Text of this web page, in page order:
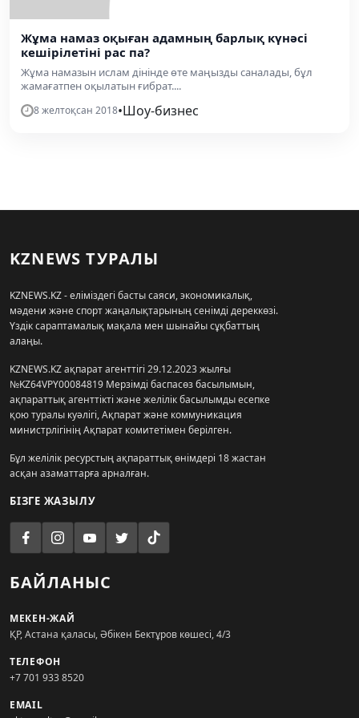
Жұма намаз оқыған адамның барлық күнәсі
кешірілетіні рас па?
Жұма намазын ислам дінінде өте маңызды саналады, бұл
жамағатпен оқылатын ғибрат....
8 желтоқсан 2018•Шоу-бизнес
KZNEWS ТУРАЛЫ
KZNEWS.KZ - еліміздегі басты саяси, экономикалық,
мәдени және спорт жаңалықтарының сенімді дереккөзі.
Үздік сараптамалық мақала мен шынайы сұқбаттың
алаңы.
KZNEWS.KZ ақпарат агенттігі 29.12.2023 жылғы
№KZ64VPY00084819 Мерзімді баспасөз басылымын,
ақпараттық агенттікті және желілік басылымды есепке
қою туралы куәлігі, Ақпарат және коммуникация
министрлігінің Ақпарат комитетімен берілген.
Бұл желілік ресурстың ақпараттық өнімдері 18 жастан
асқан азаматтарға арналған.
БІЗГЕ ЖАЗЫЛУ
БАЙЛАНЫС
МЕКЕН-ЖАЙ
ҚР, Астана қаласы, Әбікен Бектұров көшесі, 4/3
ТЕЛЕФОН
+7 701 933 8520
EMAIL